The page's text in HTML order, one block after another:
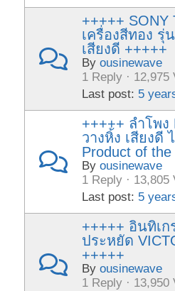
+++++ SONY
เครื่องสีทอง รุ่
เสียงดี +++++
Byousinewave
1 Reply · 12,975
Last post: 5
+++++ ลำโพง
วางหิ้ง เสียงดี
Product of
Byousinewave
1 Reply · 13,805
Last post: 5
+++++ อินทิเก
ประหยัด
+++++
Byousinewave
1 Reply · 13,950